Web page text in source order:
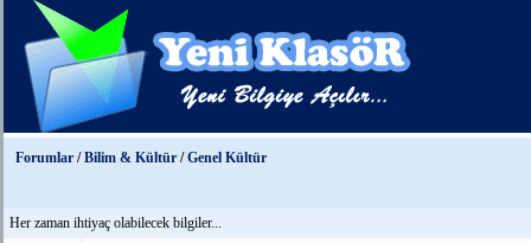
Forumlar /Bilim & Kültür /Genel Kültür
Her zaman ihtiyaç olabilecek bilgiler...